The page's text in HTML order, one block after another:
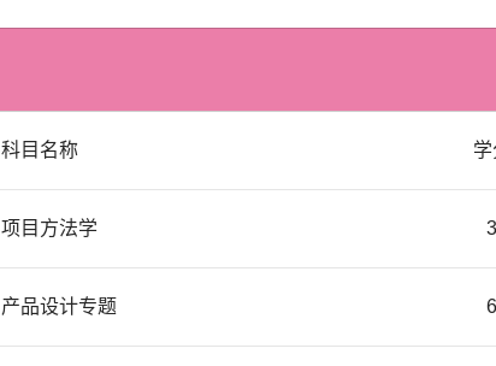
科目名称
项目方法学 3
产品设计专题 6